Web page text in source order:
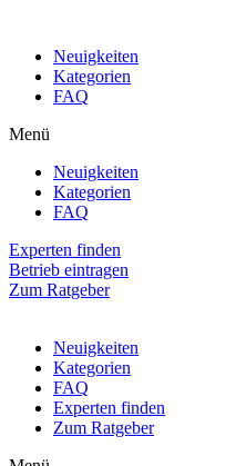
Neuigkeiten
Kategorien
FAQ
Menü
Neuigkeiten
Kategorien
FAQ
Experten finden
Betrieb eintragen
Zum Ratgeber
Neuigkeiten
Kategorien
FAQ
Experten finden
Zum Ratgeber